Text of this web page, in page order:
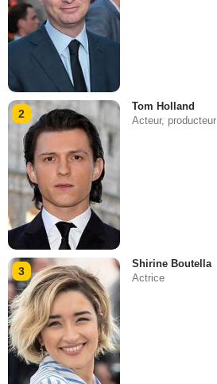
2
Tom Holland
Acteur, producteur
3
Shirine Boutella
Actrice